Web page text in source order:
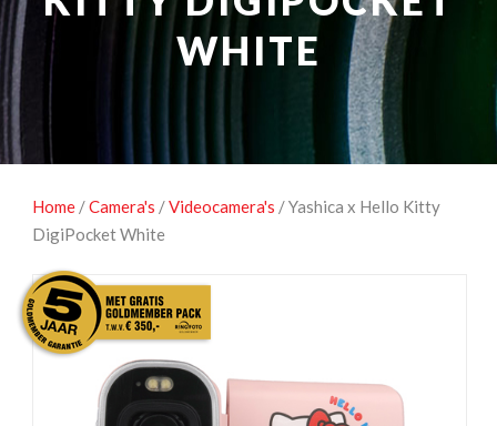
WHITE
Home /Camera's /Videocamera's / Yashica x Hello Kitty
DigiPocket White